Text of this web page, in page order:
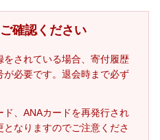
確認ください
されている場合、寄付履歴
必要です。退会時まで必ず
、ANAカードを再発行され
なりますのでご注意くださ